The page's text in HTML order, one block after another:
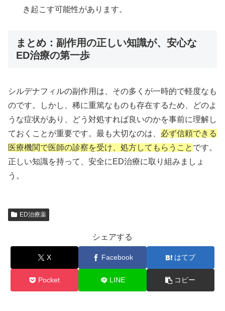
き起こす可能性があります。
まとめ：副作用の正しい知識が、安心な
ED治療の第一歩
シルデナフィルの副作用は、その多くが一時的で軽度なも
のです。しかし、稀に重篤なものも存在するため、どのよ
うな症状があり、どう対処すれば良いのかを事前に理解し
ておくことが重要です。最も大切なのは、 必ず信頼できる
医療機関で医師の診察を受け、処方してもらうこと です。
正しい知識を持って、安全にED治療に取り組みましょ
う。
ED治療薬
シェアする
X Facebook はてブ
Pocket LINE コピー